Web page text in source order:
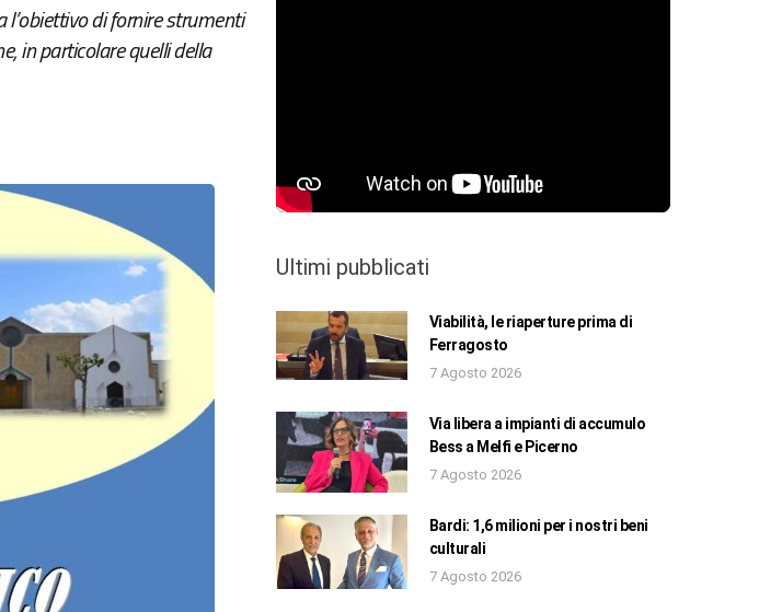
di fornire strumenti
in particolare quelli della
Ultimi pubblicati
Viabilità, le riaperture prima di
Ferragosto
7 Agosto 2026
Via libera a impianti di accumulo
Bess a Melfi e Picerno
7 Agosto 2026
Bardi: 1,6 milioni per i nostri beni
culturali
7 Agosto 2026